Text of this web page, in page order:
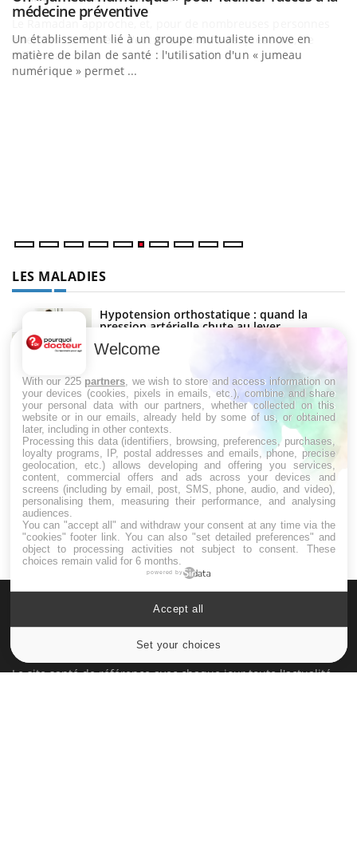
médecine préventiveYoutube
Un établissement lié à un groupe mutualiste innove en
matière de bilan de santé : l'utilisation d'un « jumeau
numérique » permet ...
LES MALADIES
Hypotension orthostatique : quand la
pression artérielle chute au lever
Drépanocytose : une déformation des
globules rouges aux conséquences graves
Maladie de Charcot (Sclérose latérale
amyotrophique)
Le site santé de référence avec chaque jour toute l'actualité
Welcome
With our 225 partners , we wish to store and access information on
your devices (cookies, pixels in emails, etc.), combine and share
your personal data with our partners, whether collected on this
website or in our emails, already held by some of us, or obtained
later, including in other contexts.
Processing this data (identifiers, browsing, preferences, purchases,
loyalty programs, IP, postal addresses and emails, phone, precise
geolocation, etc.) allows developing and offering you services,
content, commercial offers and ads across your devices and
screens (including by email, post, SMS, phone, audio, and video),
personalising them, measuring their performance, and analysing
audiences.
You can "accept all" and withdraw your consent at any time via the
"cookies" footer link . You can also "set detailed preferences" and
object to processing activities not subject to consent. These
choices remain valid for 6 months.
powered by
Set your choices
Accept all